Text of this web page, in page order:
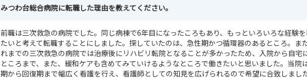
みつわ台総合病院に転職した理由を教えてください。
前職は三次救急の病院でした。同じ病棟で6年目になったころもあり、もっといろいろな経験
たいと考えて転職することにしました。探していたのは、急性期かつ循環器のあるところ。ま
れまでの三次救急の病院では治療後にリハビリ転院となることが多かったため、入院から自宅
ところまで、また、緩和ケアも含めてみていけるようなところで働きたいと思いました。当院
期から回復期まで幅広く看護を行え、看護師としての知見を広げられるので希望に合致しました